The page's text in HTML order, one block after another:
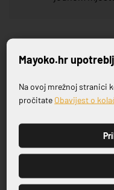
Povezani
Prijavite se
Mayoko.hr
Na ovoj mrežnoj stranici
pročitate Obavijest o